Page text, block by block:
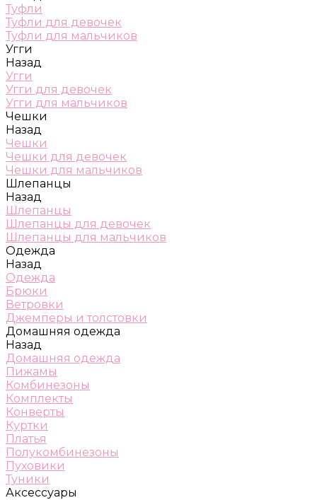
Туфли
Туфли для девочек
Туфли для мальчиков
Угги
Назад
Угги
Угги для девочек
Угги для мальчиков
Чешки
Назад
Чешки
Чешки для девочек
Чешки для мальчиков
Шлепанцы
Назад
Шлепанцы
Шлепанцы для девочек
Шлепанцы для мальчиков
Одежда
Назад
Одежда
Брюки
Ветровки
Джемперы и толстовки
Домашняя одежда
Назад
Домашняя одежда
Пижамы
Комбинезоны
Комплекты
Конверты
Куртки
Платья
Полукомбинезоны
Пуховики
Туники
Аксессуары